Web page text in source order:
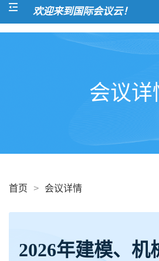
欢迎来到国际会议云！
会议详
首页 > 会议详情
2026年建模、机